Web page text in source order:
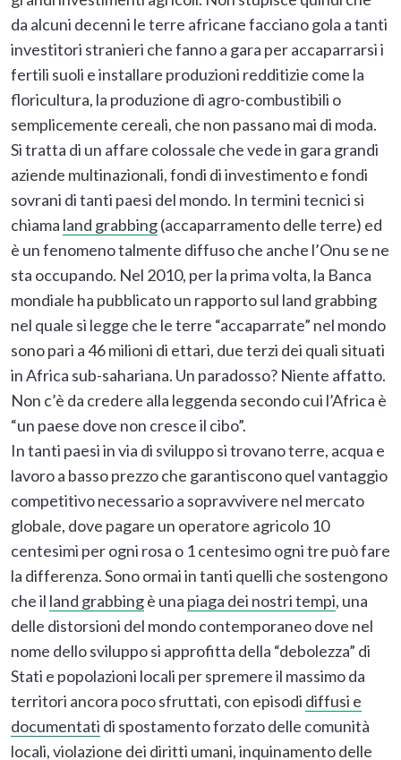
da alcuni decenni le terre africane facciano gola a tanti
investitori stranieri che fanno a gara per accaparrarsi i
fertili suoli e installare produzioni redditizie come la
floricultura, la produzione di agro-combustibili o
semplicemente cereali, che non passano mai di moda.
Si tratta di un affare colossale che vede in gara grandi
aziende multinazionali, fondi di investimento e fondi
sovrani di tanti paesi del mondo. In termini tecnici si
chiama land grabbing(accaparramento delle terre) ed
è un fenomeno talmente diffuso che anche l’Onu se ne
sta occupando. Nel 2010, per la prima volta, la Banca
mondiale ha pubblicato un rapporto sul land grabbing
nel quale si legge che le terre “accaparrate” nel mondo
sono pari a 46 milioni di ettari, due terzi dei quali situati
in Africa sub-sahariana. Un paradosso? Niente affatto.
Non c’è da credere alla leggenda secondo cui l’Africa è
“un paese dove non cresce il cibo”.
In tanti paesi in via di sviluppo si trovano terre, acqua e
lavoro a basso prezzo che garantiscono quel vantaggio
competitivo necessario a sopravvivere nel mercato
globale, dove pagare un operatore agricolo 10
centesimi per ogni rosa o 1 centesimo ogni tre può fare
la differenza. Sono ormai in tanti quelli che sostengono
che il land grabbingè una piaga dei nostri tempi, una
delle distorsioni del mondo contemporaneo dove nel
nome dello sviluppo si approfitta della “debolezza” di
Stati e popolazioni locali per spremere il massimo da
territori ancora poco sfruttati, con episodi diffusi e
documentati di spostamento forzato delle comunità
locali, violazione dei diritti umani, inquinamento delle